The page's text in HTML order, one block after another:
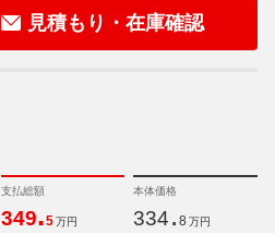
見積もり・在庫確認
支払総額
349.5 万円
本体価格
334. 8 万円